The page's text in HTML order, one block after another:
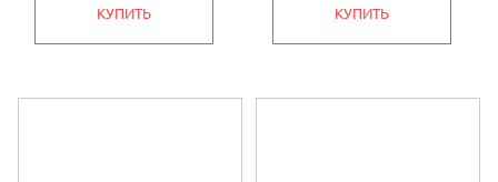
КУПИТЬ КУПИТЬ